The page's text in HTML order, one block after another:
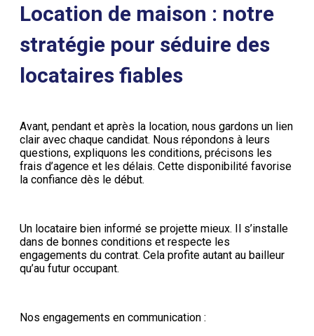
Location de maison : notre
stratégie pour séduire des
locataires fiables
Avant, pendant et après la location, nous gardons un lien
clair avec chaque candidat. Nous répondons à leurs
questions, expliquons les conditions, précisons les
frais d’agence et les délais. Cette disponibilité favorise
la confiance dès le début.
Un locataire bien informé se projette mieux. Il s’installe
dans de bonnes conditions et respecte les
engagements du contrat. Cela profite autant au bailleur
qu’au futur occupant.
Nos engagements en communication :